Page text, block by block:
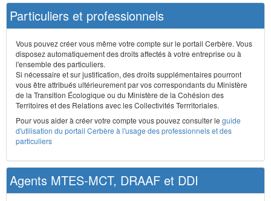
Particuliers et professionnels
Vous pouvez créer vous même votre compte sur le portail Cerbère. Vous
disposez automatiquement des droits affectés à votre entreprise ou à
l'ensemble des particuliers.
Si nécessaire et sur justification, des droits supplémentaires pourront
vous être attribués ultérieurement par vos correspondants du Ministère
de la Transition Écologique ou du Ministère de la Cohésion des
Territoires et des Relations avec les Collectivités Terrritoriales.
Pour vous aider à créer votre compte vous pouvez consulter le guide
d'utilisation du portail Cerbère à l'usage des professionnels et des
particuliers
Agents MTES-MCT, DRAAF et DDI